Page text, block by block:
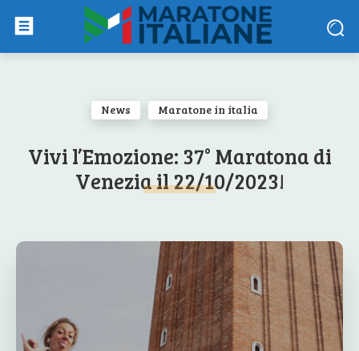
News Maratone in italia
Vivi l’Emozione: 37° Maratona di
Venezia il 22/10/2023!